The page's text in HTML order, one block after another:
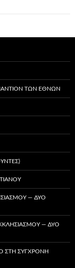
ΤΩΝ ΕΘΝΏΝ
— ΔΎΟ
— ΔΎΟ
ΣΤΗ ΣΎΓΧΡΟΝΗ